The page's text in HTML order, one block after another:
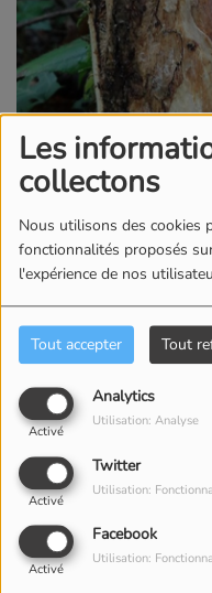
Les
collectons
Nous utilisons des cookies
fonctionnalités proposés
l'expérience de nos
Tout accepter Tout
Analytics
Activé
Utilisation: Analyse
Twitter
Activé
Utilisation:
Facebook
Activé
Utilisation:
22 MAI 2026
d’Estarvielle et
accueillera un